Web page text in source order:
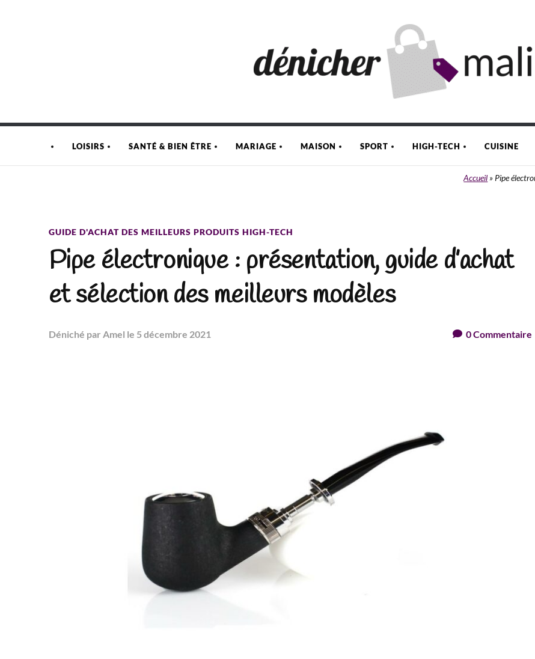
LOISIRS SANTÉ & BIEN ÊTRE MARIAGE MAISON SPORT HIGH-TECH CUISINE
Accueil » Pipe
GUIDE D'ACHAT DES MEILLEURS PRODUITS HIGH-TECH
Pipe électronique : présentation, guide d’achat
et sélection des meilleurs modèles
Déniché par Amel le 5 décembre 2021 0Commentaire